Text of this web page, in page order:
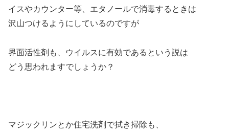
イスやカウンター等、エタノールで消毒するときは
沢山つけるようにしているのですが
界面活性剤も、ウイルスに有効であるという説は
どう思われますでしょうか？
マジックリンとか住宅洗剤で拭き掃除も、